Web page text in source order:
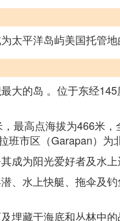
太平洋岛屿美国托管地
大的岛 。位于东经
最高点海拔为466米
班市区（Garapan）为
成为阳光爱好者及水上
、水上快艇、拖伞及
埋藏于海底和丛林中